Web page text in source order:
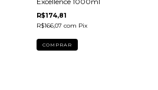
R$174,81
R$166,07 com Pix